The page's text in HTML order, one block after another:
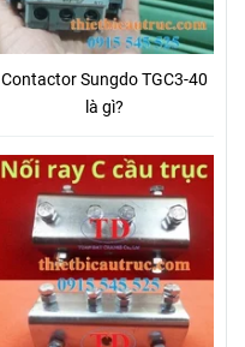
Contactor Sungdo TGC3-40
là gì?